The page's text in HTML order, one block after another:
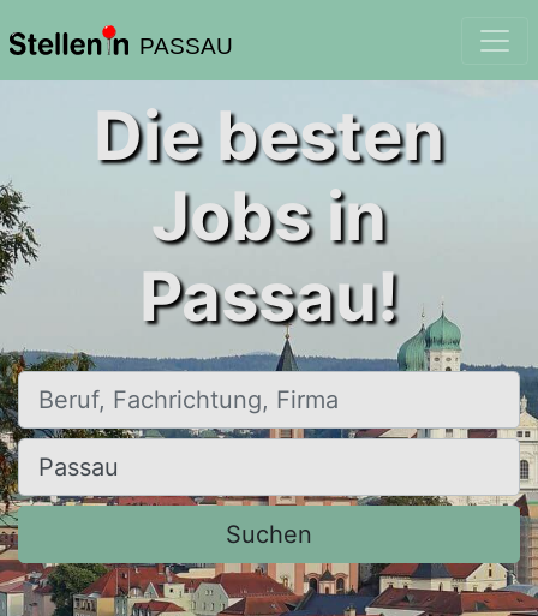
PASSAU
Die besten
Jobs in
Passau!
Beruf, Fachrichtung, Firma
Ort, Stadt
Suchen